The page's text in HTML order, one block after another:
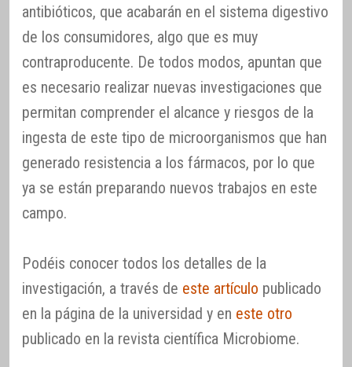
antibióticos, que acabarán en el sistema digestivo
de los consumidores, algo que es muy
contraproducente. De todos modos, apuntan que
es necesario realizar nuevas investigaciones que
permitan comprender el alcance y riesgos de la
ingesta de este tipo de microorganismos que han
generado resistencia a los fármacos, por lo que
ya se están preparando nuevos trabajos en este
campo.
Podéis conocer todos los detalles de la
investigación, a través de este artículo publicado
en la página de la universidad y en este otro
publicado en la revista científica Microbiome.